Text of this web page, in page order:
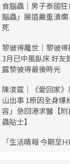
食腦蟲｜男子泰國
腦蟲」腸道嚴重潰
死
黎彼得離世｜黎彼
3月已中風臥床 好友
露黎彼得最後時光
陳浚霆｜《愛回家
山出事 1原因全身爆
容」急回港求醫【
蟲貼士】
「生活晴報 今期至